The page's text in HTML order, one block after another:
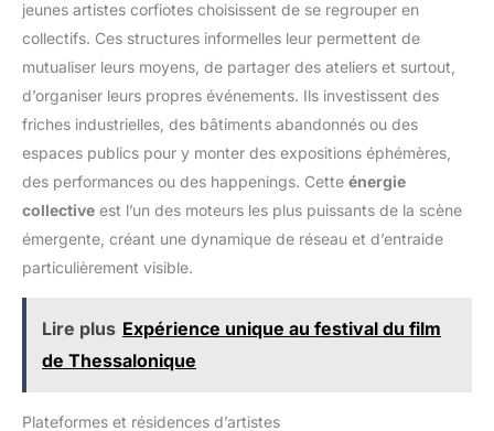
ce PC portable à grande
autonomie vous suit sans
interruption. 🌡️ Utilisation
PC portable pas cher est doté
d’un système de
refroidissement intelligent qui
régule la température. Fini la
genoux ou le bruit des
longues sessions de travail ou
de visionnage de vidéos. 🎒
Ultra Portable et Léger : 1.2 kg
seulement: Avec un poids de
main. Il est conçu pour les
déplacements fréquents, alliant
beaucoup de modèles récents,
jeunes artistes corfiotes choisissent de se regrouper en
collectifs. Ces structures informelles leur permettent de
mutualiser leurs moyens, de partager des ateliers et surtout,
d’organiser leurs propres événements. Ils investissent des
friches industrielles, des bâtiments abandonnés ou des
espaces publics pour y monter des expositions éphémères,
des performances ou des happenings. Cette énergie
collective est l’un des moteurs les plus puissants de la scène
émergente, créant une dynamique de réseau et d’entraide
particulièrement visible.
Lire plus Expérience unique au festival du film
de Thessalonique
Plateformes et résidences d’artistes